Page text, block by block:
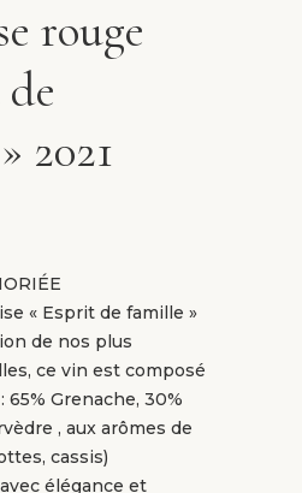
rouge
2021
« Esprit de famille »
de nos plus
ce vin est composé
Grenache, 30%
, aux arômes de
cassis)
élégance et